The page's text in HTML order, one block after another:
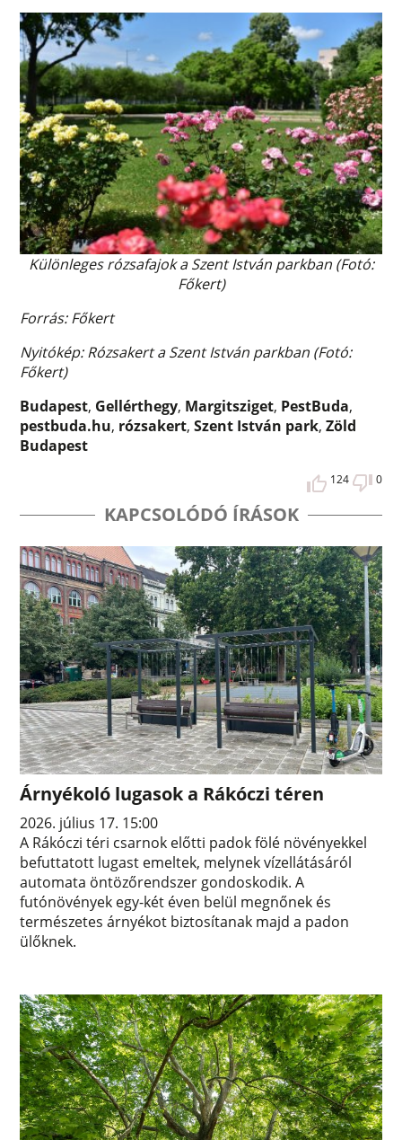
Különleges rózsafajok a Szent István parkban (Fotó:
Főkert)
Forrás: Főkert
Nyitókép: Rózsakert a Szent István parkban (Fotó:
Főkert)
Budapest, Gellérthegy, Margitsziget, PestBuda,
pestbuda.hu, rózsakert,Szent István park,Zöld
Budapest
124 0
KAPCSOLÓDÓ ÍRÁSOK
Árnyékoló lugasok a Rákóczi téren
2026. július 17. 15:00
A Rákóczi téri csarnok előtti padok fölé növényekkel
befuttatott lugast emeltek, melynek vízellátásáról
automata öntözőrendszer gondoskodik. A
futónövények egy-két éven belül megnőnek és
természetes árnyékot biztosítanak majd a padon
ülőknek.